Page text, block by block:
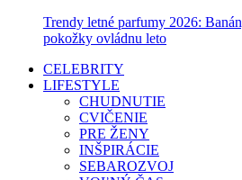
Trendy letné parfumy 2026:
pokožky ovládnu leto
CELEBRITY
LIFESTYLE
CHUDNUTIE
CVIČENIE
PRE ŽENY
INŠPIRÁCIE
SEBAROZVOJ